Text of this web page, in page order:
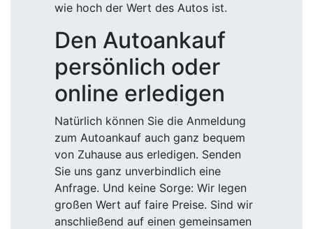
wie hoch der Wert des Autos ist.
Den Autoankauf
persönlich oder
online erledigen
Natürlich können Sie die Anmeldung
zum Autoankauf auch ganz bequem
von Zuhause aus erledigen. Senden
Sie uns ganz unverbindlich eine
Anfrage. Und keine Sorge: Wir legen
großen Wert auf faire Preise. Sind wir
anschließend auf einen gemeinsamen